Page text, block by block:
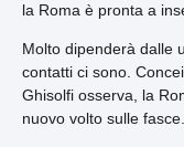
la Roma è pronta a
Molto dipenderà dalle
contatti ci sono.
Ghisolfi osserva, la
nuovo volto sulle fasce.